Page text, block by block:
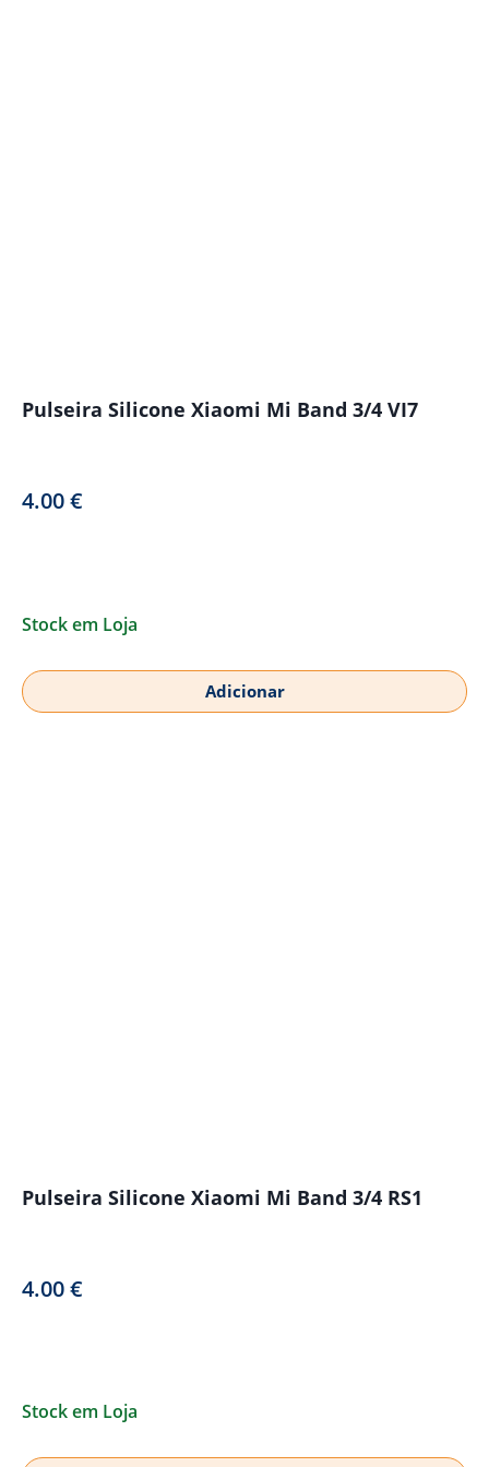
Pulseira Silicone Xiaomi Mi Band 3/4 VI7
4.00€
Stock em Loja
Adicionar
Pulseira Silicone Xiaomi Mi Band 3/4 RS1
4.00€
Stock em Loja